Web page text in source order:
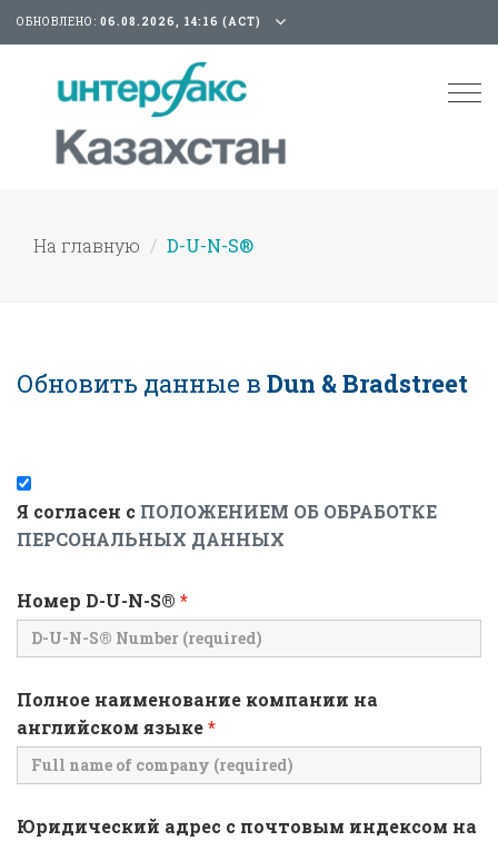
ОБНОВЛЕНО: 06.08.2026, 14:16 (АСТ)
На главную D-U-N-S®
Обновить данные в Dun & Bradstreet
Я согласен с ПОЛОЖЕНИЕМ ОБ ОБРАБОТКЕ
ПЕРСОНАЛЬНЫХ ДАННЫХ
Номер D-U-N-S® *
Полное наименование компании на
английском языке*
Юридический адрес с почтовым индексом на